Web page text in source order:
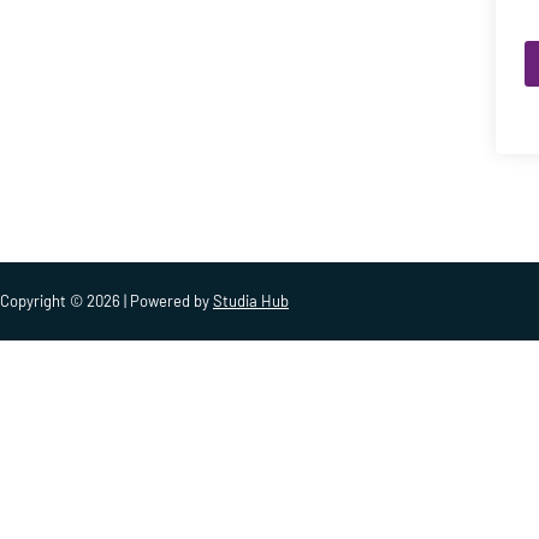
Copyright © 2026 | Powered byStudia Hub